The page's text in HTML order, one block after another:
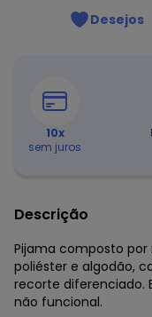
Desejos
10x
sem juros
Descrição
Pijama composto
poliéster e algodão,
recorte diferenciado.
não funcional.